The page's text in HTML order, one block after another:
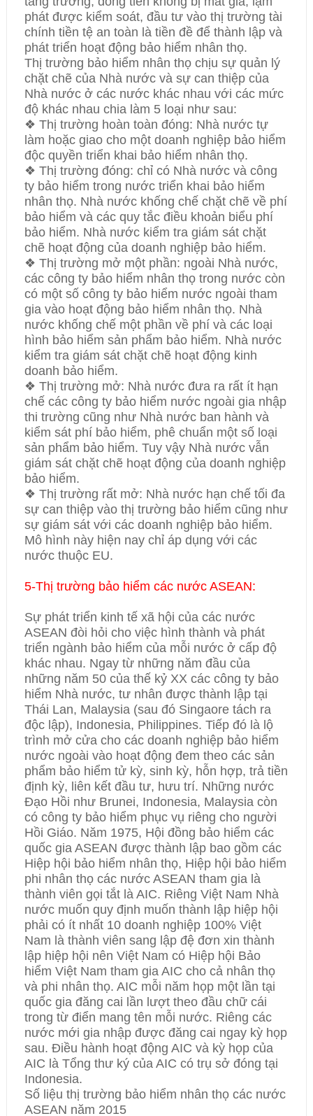
phát được kiểm soát, đầu tư vào thị trường tài
chính tiền tệ an toàn là tiền đề để thành lập và
phát triển hoạt động bảo hiểm nhân thọ.
Thị trường bảo hiểm nhân thọ chịu sự quản lý
chặt chẽ của Nhà nước và sự can thiệp của
Nhà nước ở các nước khác nhau với các mức
độ khác nhau chia làm 5 loại như sau:
❖ Thị trường hoàn toàn đóng: Nhà nước tự
làm hoặc giao cho một doanh nghiệp bảo hiểm
độc quyền triển khai bảo hiểm nhân thọ.
❖ Thị trường đóng: chỉ có Nhà nước và công
ty bảo hiểm trong nước triển khai bảo hiểm
nhân thọ. Nhà nước khống chế chặt chẽ về phí
bảo hiểm và các quy tắc điều khoản biểu phí
bảo hiểm. Nhà nước kiểm tra giám sát chặt
chẽ hoạt động của doanh nghiệp bảo hiểm.
❖ Thị trường mở một phần: ngoài Nhà nước,
các công ty bảo hiểm nhân thọ trong nước còn
có một số công ty bảo hiểm nước ngoài tham
gia vào hoạt động bảo hiểm nhân thọ. Nhà
nước khống chế một phần về phí và các loại
hình bảo hiểm sản phẩm bảo hiểm. Nhà nước
kiểm tra giám sát chặt chẽ hoạt động kinh
doanh bảo hiểm.
❖ Thị trường mở: Nhà nước đưa ra rất ít hạn
chế các công ty bảo hiểm nước ngoài gia nhập
thi trường cũng như Nhà nước ban hành và
kiểm sát phí bảo hiểm, phê chuẩn một số loại
sản phẩm bảo hiểm. Tuy vậy Nhà nước vẫn
giám sát chặt chẽ hoạt động của doanh nghiệp
bảo hiểm.
❖ Thị trường rất mở: Nhà nước hạn chế tối đa
sự can thiệp vào thị trường bảo hiểm cũng như
sự giám sát với các doanh nghiệp bảo hiểm.
Mô hình này hiện nay chỉ áp dụng với các
nước thuộc EU.
5-Thị trường bảo hiểm các nước ASEAN:
Sự phát triển kinh tế xã hội của các nước
ASEAN đòi hỏi cho việc hình thành và phát
triển ngành bảo hiểm của mỗi nước ở cấp độ
khác nhau. Ngay từ những năm đầu của
những năm 50 của thế kỷ XX các công ty bảo
hiểm Nhà nước, tư nhân được thành lập tại
Thái Lan, Malaysia (sau đó Singaore tách ra
độc lập), Indonesia, Philippines. Tiếp đó là lộ
trình mở cửa cho các doanh nghiệp bảo hiểm
nước ngoài vào hoạt động đem theo các sản
phẩm bảo hiểm tử kỳ, sinh kỳ, hỗn hợp, trả tiền
định kỳ, liên kết đầu tư, hưu trí. Những nước
Đạo Hồi như Brunei, Indonesia, Malaysia còn
có công ty bảo hiểm phục vụ riêng cho người
Hồi Giáo. Năm 1975, Hội đồng bảo hiểm các
quốc gia ASEAN được thành lập bao gồm các
Hiệp hội bảo hiểm nhân thọ, Hiệp hội bảo hiểm
phi nhân thọ các nước ASEAN tham gia là
thành viên gọi tắt là AIC. Riêng Việt Nam Nhà
nước muốn quy định muốn thành lập hiệp hội
phải có ít nhất 10 doanh nghiệp 100% Việt
Nam là thành viên sang lập đệ đơn xin thành
lập hiệp hội nên Việt Nam có Hiệp hội Bảo
hiểm Việt Nam tham gia AIC cho cả nhân thọ
và phi nhân thọ. AIC mỗi năm họp một lần tại
quốc gia đăng cai lần lượt theo đầu chữ cái
trong từ điển mang tên mỗi nước. Riêng các
nước mới gia nhập được đăng cai ngay kỳ họp
sau. Điều hành hoạt động AIC và kỳ họp của
AIC là Tổng thư ký của AIC có trụ sở đóng tại
Indonesia.
Số liệu thị trường bảo hiểm nhân thọ các nước
ASEAN năm 2015